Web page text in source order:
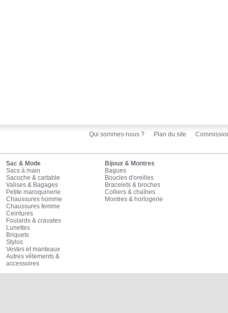
Qui sommes-nous ? Plan du site
Sac & Mode
Sacs à main
Sacoche & cartable
Valises & Bagages
Petite maroquinerie
Chaussures homme
Chaussures femme
Ceintures
Foulards & cravates
Lunettes
Briquets
Stylos
Vestes et manteaux
Autres vêtements &
accessoires
Bijoux & Montres
Bagues
Boucles d'oreilles
Bracelets & broches
Colliers & chaînes
Montres & horlogerie